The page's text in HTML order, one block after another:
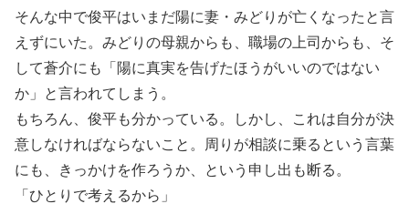
そんな中で俊平はいまだ陽に妻・みどりが亡くなったと言
えずにいた。みどりの母親からも、職場の上司からも、そ
して蒼介にも「陽に真実を告げたほうがいいのではない
か」と言われてしまう。
もちろん、俊平も分かっている。しかし、これは自分が決
意しなければならないこと。周りが相談に乗るという言葉
にも、きっかけを作ろうか、という申し出も断る。
「ひとりで考えるから」